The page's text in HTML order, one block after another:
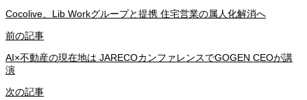
Cocolive、Lib Workグループと提携 住宅営業の属人化解消へ
前の記事
AI×不動産の現在地は JARECOカンファレンスでGOGEN CEOが講
演
次の記事